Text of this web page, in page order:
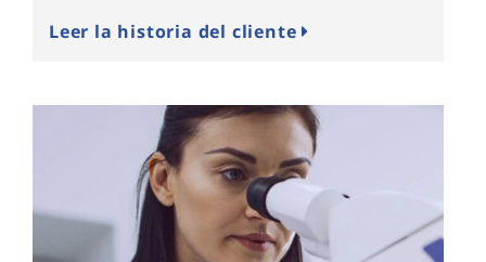
Leer la historia del cliente